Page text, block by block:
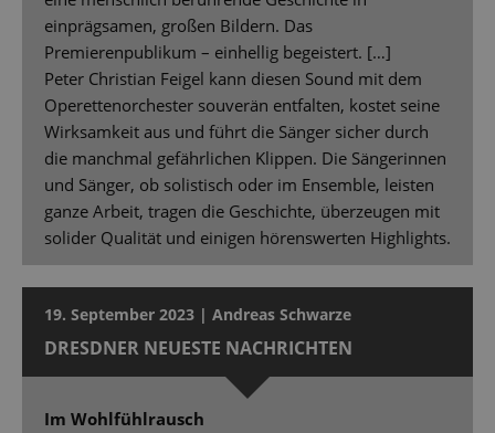
einprägsamen, großen Bildern. Das
Premierenpublikum – einhellig begeistert. […]
Peter Christian Feigel kann diesen Sound mit dem
Operettenorchester souverän entfalten, kostet seine
Wirksamkeit aus und führt die Sänger sicher durch
die manchmal gefährlichen Klippen. Die Sängerinnen
und Sänger, ob solistisch oder im Ensemble, leisten
ganze Arbeit, tragen die Geschichte, überzeugen mit
solider Qualität und einigen hörenswerten Highlights.
19. September 2023 | Andreas Schwarze
DRESDNER NEUESTE NACHRICHTEN
Im Wohlfühlrausch